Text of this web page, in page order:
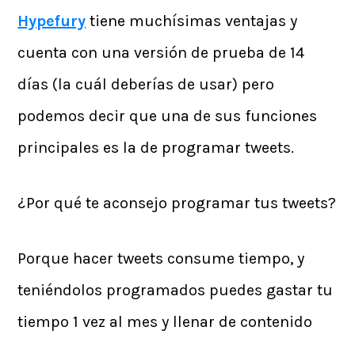
Hypefury tiene muchísimas ventajas y
cuenta con una versión de prueba de 14
días (la cuál deberías de usar) pero
podemos decir que una de sus funciones
principales es la de programar tweets.
¿Por qué te aconsejo programar tus tweets?
Porque hacer tweets consume tiempo, y
teniéndolos programados puedes gastar tu
tiempo 1 vez al mes y llenar de contenido